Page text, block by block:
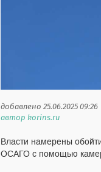
добавлено 25.06.2025 09:26
автор korins.ru
Власти намерены
ОСАГО с помощью камер